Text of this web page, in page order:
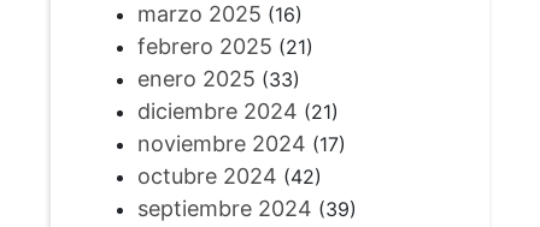
marzo 2025 (16)
febrero 2025 (21)
enero 2025 (33)
diciembre 2024 (21)
noviembre 2024 (17)
octubre 2024 (42)
septiembre 2024 (39)